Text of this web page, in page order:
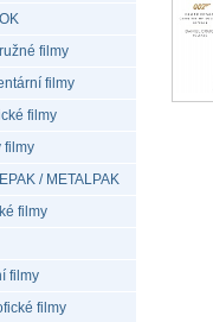
filmy
filmy
filmy
filmy
/ METALPAK
filmy
filmy
filmy